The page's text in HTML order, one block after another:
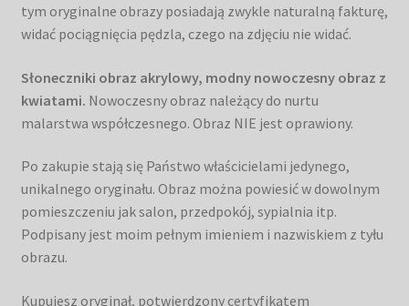
tym oryginalne obrazy posiadają zwykle naturalną fakturę,
widać pociągnięcia pędzla, czego na zdjęciu nie widać.
Słoneczniki obraz akrylowy, modny nowoczesny obraz z
kwiatami. Nowoczesny obraz należący do nurtu
malarstwa współczesnego. Obraz NIE jest oprawiony.
Po zakupie stają się Państwo właścicielami jedynego,
unikalnego oryginału. Obraz można powiesić w dowolnym
pomieszczeniu jak salon, przedpokój, sypialnia itp.
Podpisany jest moim pełnym imieniem i nazwiskiem z tyłu
obrazu.
Kupujesz oryginał, potwierdzony certyfikatem